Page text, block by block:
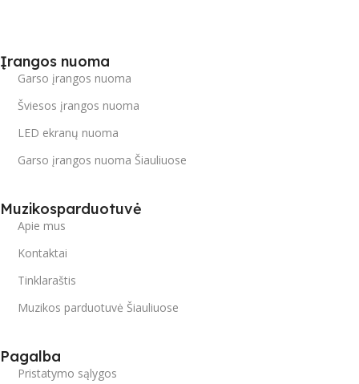
Įrangos nuoma
Garso įrangos nuoma
Šviesos įrangos nuoma
LED ekranų nuoma
Garso įrangos nuoma Šiauliuose
Muzikosparduotuvė
Apie mus
Kontaktai
Tinklaraštis
Muzikos parduotuvė Šiauliuose
Pagalba
Pristatymo sąlygos